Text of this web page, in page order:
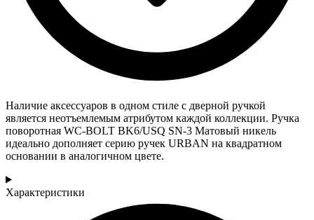
Наличие аксессуаров в одном стиле с дверной ручкой
является неотъемлемым атрибутом каждой коллекции. Ручка
поворотная WC-BOLT BK6/USQ SN-3 Матовый никель
идеально дополняет серию ручек URBAN на квадратном
основании в аналогичном цвете.
Характеристики